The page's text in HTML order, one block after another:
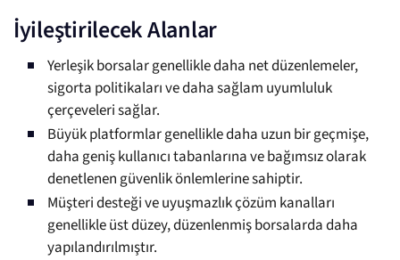
İyileştirilecek Alanlar
Yerleşik borsalar genellikle daha net düzenlemeler,
sigorta politikaları ve daha sağlam uyumluluk
çerçeveleri sağlar.
Büyük platformlar genellikle daha uzun bir geçmişe,
daha geniş kullanıcı tabanlarına ve bağımsız olarak
denetlenen güvenlik önlemlerine sahiptir.
Müşteri desteği ve uyuşmazlık çözüm kanalları
genellikle üst düzey, düzenlenmiş borsalarda daha
yapılandırılmıştır.